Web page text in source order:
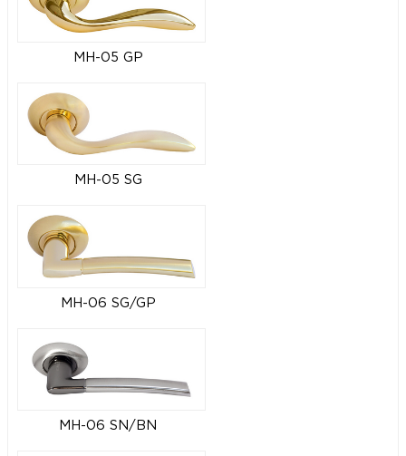
MH-05 GP
MH-05 SG
MH-06 SG/GP
MH-06 SN/BN